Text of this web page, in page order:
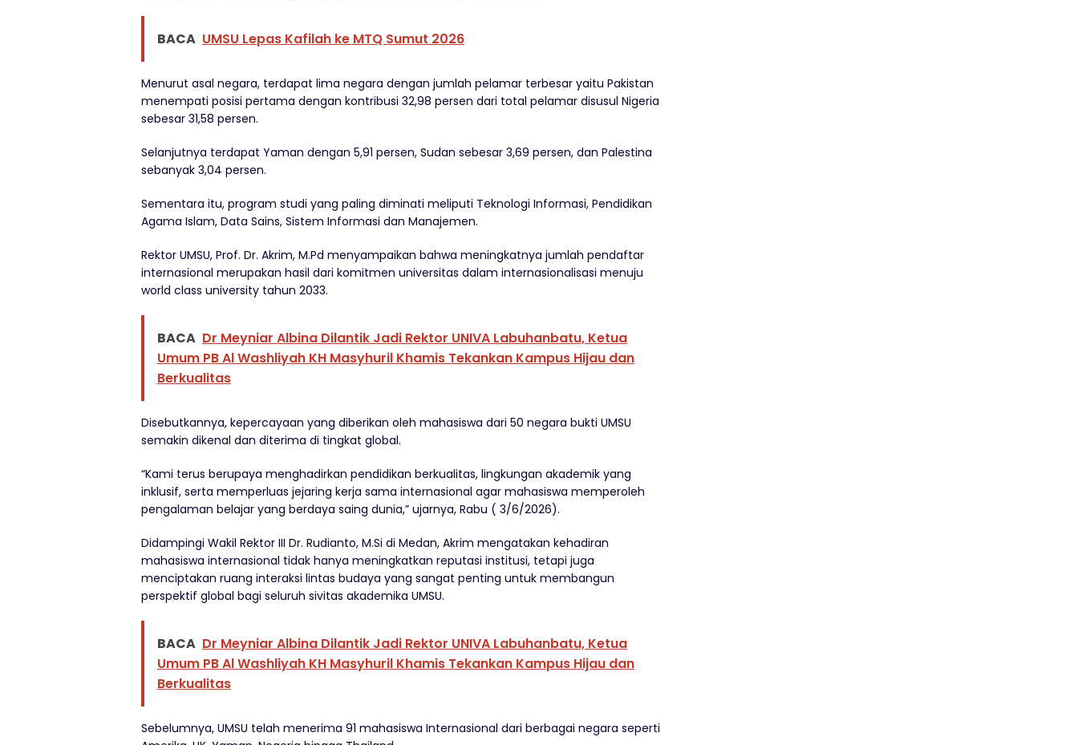
BACA UMSU Lepas Kafilah ke MTQ Sumut 2026
Menurut asal negara, terdapat lima negara dengan jumlah pelamar terbesar yaitu Pakistan
menempati posisi pertama dengan kontribusi 32,98 persen dari total pelamar disusul Nigeria
sebesar 31,58 persen.
Selanjutnya terdapat Yaman dengan 5,91 persen, Sudan sebesar 3,69 persen, dan Palestina
sebanyak 3,04 persen.
Sementara itu, program studi yang paling diminati meliputi Teknologi Informasi, Pendidikan
Agama Islam, Data Sains, Sistem Informasi dan Manajemen.
Rektor UMSU, Prof. Dr. Akrim, M.Pd menyampaikan bahwa meningkatnya jumlah pendaftar
internasional merupakan hasil dari komitmen universitas dalam internasionalisasi menuju
world class university tahun 2033.
BACA Dr Meyniar Albina Dilantik Jadi Rektor UNIVA Labuhanbatu, Ketua
Umum PB Al Washliyah KH Masyhuril Khamis Tekankan Kampus Hijau dan
Berkualitas
Disebutkannya, kepercayaan yang diberikan oleh mahasiswa dari 50 negara bukti UMSU
semakin dikenal dan diterima di tingkat global.
“Kami terus berupaya menghadirkan pendidikan berkualitas, lingkungan akademik yang
inklusif, serta memperluas jejaring kerja sama internasional agar mahasiswa memperoleh
pengalaman belajar yang berdaya saing dunia,” ujarnya, Rabu ( 3/6/2026).
Didampingi Wakil Rektor III Dr. Rudianto, M.Si di Medan, Akrim mengatakan kehadiran
mahasiswa internasional tidak hanya meningkatkan reputasi institusi, tetapi juga
menciptakan ruang interaksi lintas budaya yang sangat penting untuk membangun
perspektif global bagi seluruh sivitas akademika UMSU.
BACA Dr Meyniar Albina Dilantik Jadi Rektor UNIVA Labuhanbatu, Ketua
Umum PB Al Washliyah KH Masyhuril Khamis Tekankan Kampus Hijau dan
Berkualitas
Sebelumnya, UMSU telah menerima 91 mahasiswa Internasional dari berbagai negara seperti